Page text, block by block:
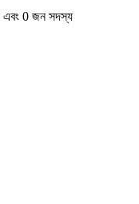
এবং 0 জন সদস্য